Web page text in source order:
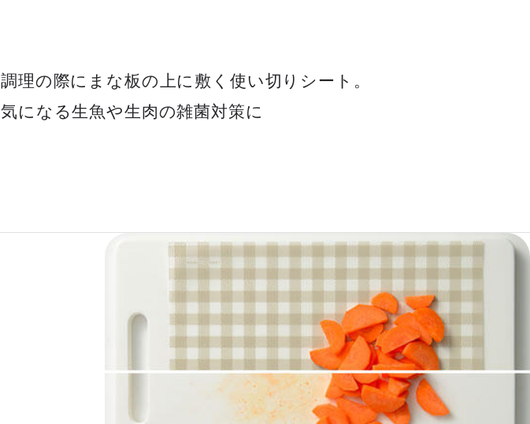
調理の際にまな板の上に敷く使い切りシート。
気になる生魚や生肉の雑菌対策に